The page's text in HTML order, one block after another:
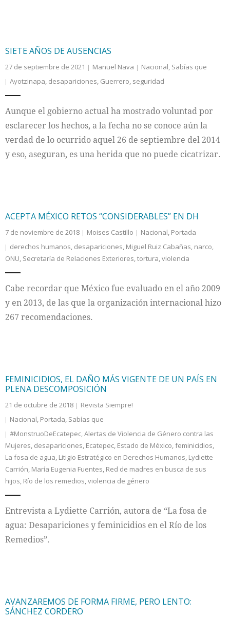
SIETE AÑOS DE AUSENCIAS
27 de septiembre de 2021 Manuel Nava Nacional, Sabías que
Ayotzinapa, desapariciones, Guerrero, seguridad
Aunque el gobierno actual ha mostrado voluntad por
esclarecer los hechos, a la fecha no se conoce aún la
verdad de lo ocurrido aquel 26 de septiembre del 2014
y eso, aseguran, es una herida que no puede cicatrizar.
ACEPTA MÉXICO RETOS “CONSIDERABLES” EN DH
7 de noviembre de 2018 Moises Castillo Nacional, Portada
derechos humanos, desapariciones, Miguel Ruiz Cabañas, narco,
ONU, Secretaría de Relaciones Exteriores,tortura,violencia
Cabe recordar que México fue evaluado en el año 2009
y en 2013, de las que la organización internacional hizo
267 recomendaciones.
FEMINICIDIOS, EL DAÑO MÁS VIGENTE DE UN PAÍS EN
PLENA DESCOMPOSICIÓN
21 de octubre de 2018
Revista Siempre!
Nacional, Portada, Sabías que
#MonstruoDeEcatepec,Alertas de Violencia de Género contra las
Mujeres, desapariciones, Ecatepec, Estado de México,feminicidios,
La fosa de agua, Litigio Estratégico en Derechos Humanos, Lydiette
Carrión, María Eugenia Fuentes, Red de madres en busca de sus
hijos, Río de los remedios,violencia de género
Entrevista a Lydiette Carrión, autora de “La fosa de
agua: Desapariciones y feminicidios en el Río de los
Remedios”.
AVANZAREMOS DE FORMA FIRME, PERO LENTO:
SÁNCHEZ CORDERO